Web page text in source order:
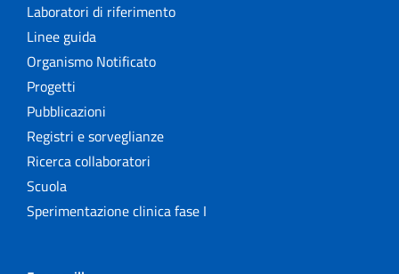
Laboratori di riferimento
Linee guida
Organismo Notificato
Progetti
Pubblicazioni
Registri e sorveglianze
Ricerca collaboratori
Scuola
Sperimentazione clinica fase I